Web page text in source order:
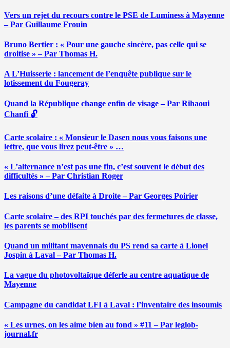
Vers un rejet du recours contre le PSE de Luminess à Mayenne
– Par Guillaume Frouin
Bruno Bertier : « Pour une gauche sincère, pas celle qui se
droitise » – Par Thomas H.
A L’Huisserie : lancement de l’enquête publique sur le
lotissement du Fougeray
Quand la République change enfin de visage – Par Rihaoui
Chanfi 🔓
Carte scolaire : « Monsieur le Dasen nous vous faisons une
lettre, que vous lirez peut-être » …
« L’alternance n’est pas une fin, c’est souvent le début des
difficultés » – Par Christian Roger
Les raisons d’une défaite à Droite – Par Georges Poirier
Carte scolaire – des RPI touchés par des fermetures de classe,
les parents se mobilisent
Quand un militant mayennais du PS rend sa carte à Lionel
Jospin à Laval – Par Thomas H.
La vague du photovoltaïque déferle au centre aquatique de
Mayenne
Campagne du candidat LFI à Laval : l’inventaire des insoumis
« Les urnes, on les aime bien au fond » #11 – Par leglob-
journal.fr